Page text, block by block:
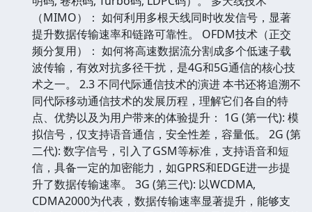
（MIMO）： 如何利用多根天线同时收发信号，显著
提升数据传输速率和链路可靠性。 OFDM技术（正交
频分复用）： 如何将高速数据流分割成多个低速子载
波传输，有效对抗多径干扰，是4G和5G通信的核心技
术之一。 2.3 不同代际通信技术的演进 本书还将追溯不
同代际移动通信技术的发展历程，理解它们各自的特
点、优势以及为用户带来的体验提升： 1G (第一代): 模
拟信号，仅支持语音通信，安全性差，容量低。 2G (第
二代): 数字信号，引入了GSM等标准，支持语音和短
信，具备一定的加密能力，如GPRS和EDGE进一步提
升了数据传输速率。 3G (第三代): 以WCDMA,
CDMA2000为代表，数据传输速率显著提升，能够支